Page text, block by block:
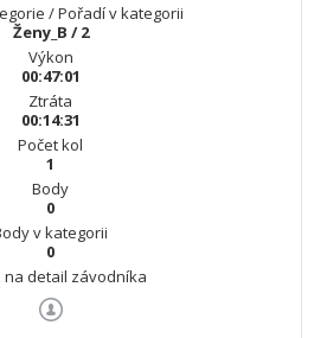
/ Pořadí v kategorii
Ženy_B / 2
Výkon
00:47:01
Ztráta
00:14:31
Počet kol
1
Body
0
v kategorii
0
na detail závodníka